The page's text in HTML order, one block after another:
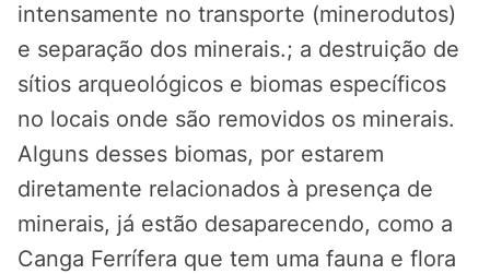
intensamente no transporte (minerodutos)
e separação dos minerais.; a destruição de
sítios arqueológicos e biomas específicos
no locais onde são removidos os minerais.
Alguns desses biomas, por estarem
diretamente relacionados à presença de
minerais, já estão desaparecendo, como a
Canga Ferrífera que tem uma fauna e flora